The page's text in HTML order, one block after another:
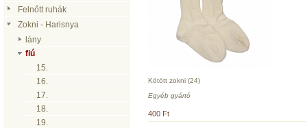
Felnőtt ruhák
Zokni - Harisnya
lány
fiú
15.
16.
17.
18.
19.
Kötött zokni (24)
Egyéb gyártó
400 Ft